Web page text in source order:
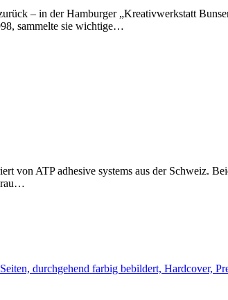
– in der Hamburger „Kreativwerkstatt
sammelte sie wichtige…
von ATP adhesive systems aus der Schweiz.